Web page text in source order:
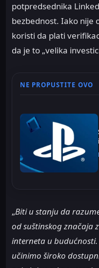
potpredsednika
bezbednost. Iako nije
koristi da plati
da je to „velika
NE PROPUSTITE OVO
„Biti u stanju da
od suštinskog značaja
interneta u
učinimo široko